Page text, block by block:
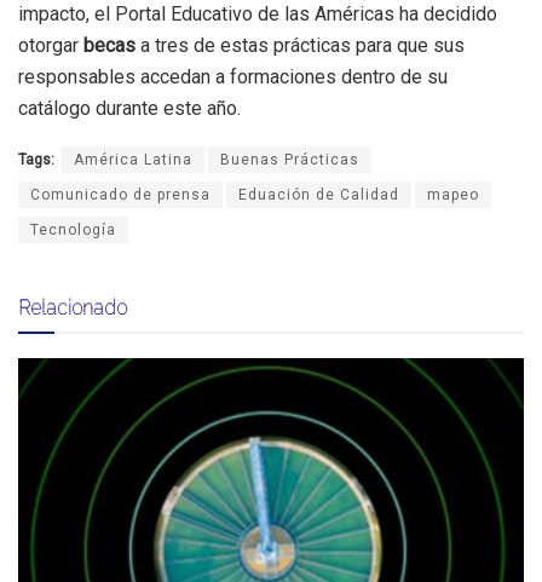
impacto, el Portal Educativo de las Américas ha decidido
otorgar becas a tres de estas prácticas para que sus
responsables accedan a formaciones dentro de su
catálogo durante este año.
Tags: América Latina Buenas Prácticas
Comunicado de prensa Eduación de Calidad mapeo
Tecnología
Relacionado